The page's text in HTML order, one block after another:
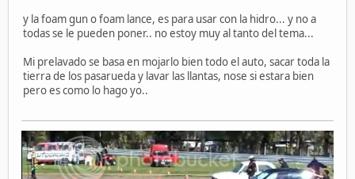
y la foam gun o foam lance, es para usar con la hidro... y no a
todas se le pueden poner.. no estoy muy al tanto del tema...
Mi prelavado se basa en mojarlo bien todo el auto, sacar toda la
tierra de los pasarueda y lavar las llantas, nose si estara bien
pero es como lo hago yo..